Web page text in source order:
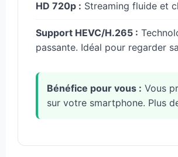
HD 720p : Streaming fluide et
Support HEVC/H.265 :
passante. Idéal pour regarder
Bénéfice pour vous : Vous
sur votre smartphone. Plus